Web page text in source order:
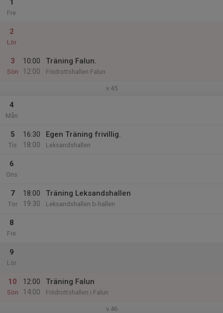
1
Fre
2
Lör
3
Sön
10:00
12:00
Träning Falun.
Friidrottshallen Falun
v.45
4
Mån
5
Tis
16:30
18:00
Egen Träning frivillig.
Leksandshallen
6
Ons
7
Tor
18:00
19:30
Träning Leksandshallen
Leksandshallen b-hallen
8
Fre
9
Lör
10
Sön
12:00
14:00
Träning Falun
Friidrottshallen i Falun
v.46